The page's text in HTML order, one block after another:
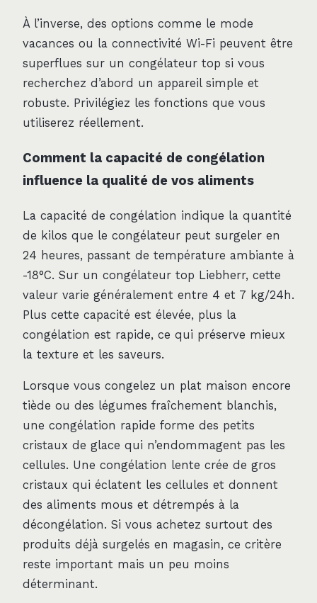
À l’inverse, des options comme le mode
vacances ou la connectivité Wi-Fi peuvent être
superflues sur un congélateur top si vous
recherchez d’abord un appareil simple et
robuste. Privilégiez les fonctions que vous
utiliserez réellement.
Comment la capacité de congélation
influence la qualité de vos aliments
La capacité de congélation indique la quantité
de kilos que le congélateur peut surgeler en
24 heures, passant de température ambiante à
-18°C. Sur un congélateur top Liebherr, cette
valeur varie généralement entre 4 et 7 kg/24h.
Plus cette capacité est élevée, plus la
congélation est rapide, ce qui préserve mieux
la texture et les saveurs.
Lorsque vous congelez un plat maison encore
tiède ou des légumes fraîchement blanchis,
une congélation rapide forme des petits
cristaux de glace qui n’endommagent pas les
cellules. Une congélation lente crée de gros
cristaux qui éclatent les cellules et donnent
des aliments mous et détrempés à la
décongélation. Si vous achetez surtout des
produits déjà surgelés en magasin, ce critère
reste important mais un peu moins
déterminant.